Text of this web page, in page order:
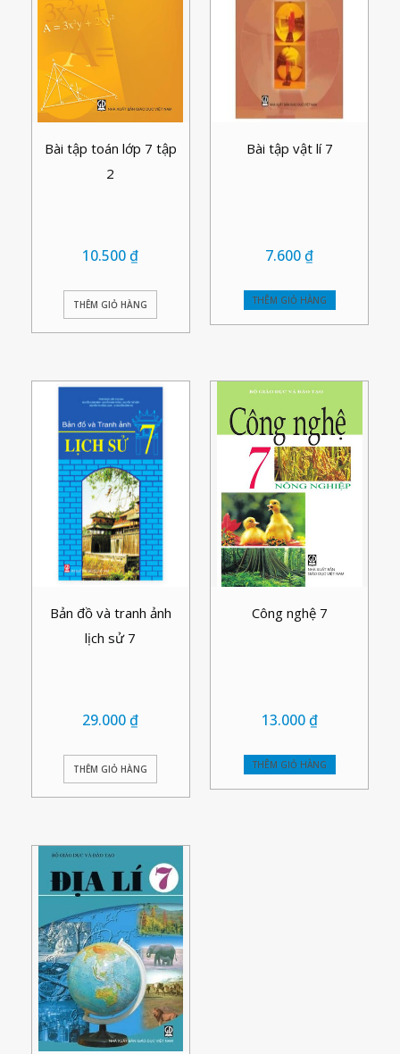
Bài tập toán lớp 7 tập
2
10.500₫
THÊM GIỎ HÀNG
Bài tập vật lí 7
7.600₫
THÊM GIỎ HÀNG
Bản đồ và tranh ảnh
lịch sử 7
29.000₫
THÊM GIỎ HÀNG
Công nghệ 7
13.000₫
THÊM GIỎ HÀNG